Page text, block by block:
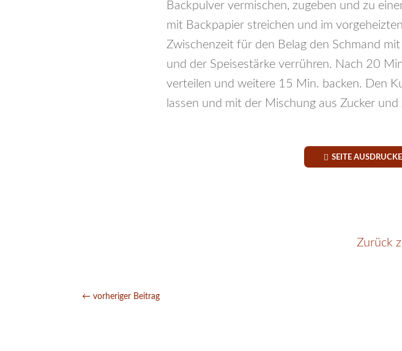
Backpulver vermischen, zugeben und zu
mit Backpapier streichen und im
Zwischenzeit für den Belag den Schmand
und der Speisestärke verrühren. Nach 20
verteilen und weitere 15 Min. backen. Den
lassen und mit der Mischung aus Zucker
 SEITE
Zurück
←vorheriger Beitrag